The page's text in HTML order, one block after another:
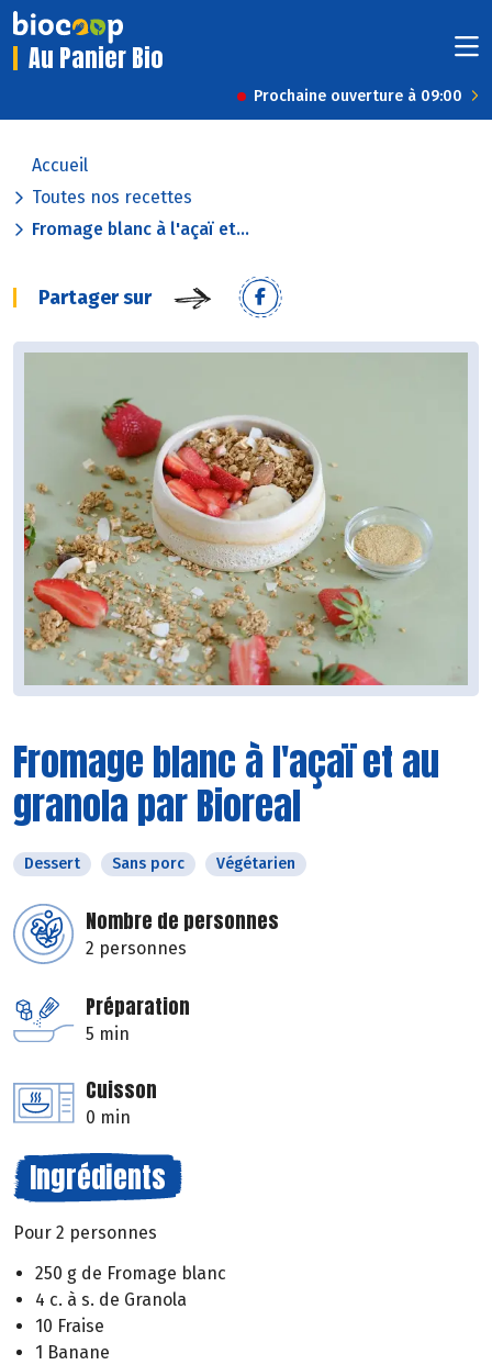
Au Panier Bio
Prochaine ouverture à 09:00
Accueil
Toutes nos recettes
Fromage blanc à l'açaï et...
Partager sur
Fromage blanc à l'açaï et au
granola par Bioreal
Dessert Sans porc Végétarien
Nombre de personnes
2 personnes
Préparation
5 min
Cuisson
0 min
Ingrédients
Pour 2 personnes
250 g de Fromage blanc
4 c. à s. de Granola
10 Fraise
1 Banane